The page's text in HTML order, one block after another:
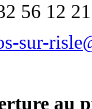
56 12 21
sur-
au